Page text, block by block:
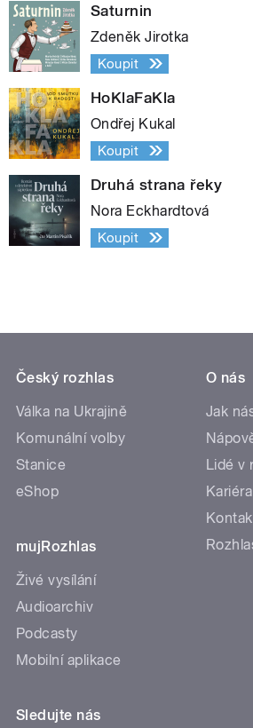
Saturnin
Zdeněk Jirotka
Koupit
HoKlaFaKla
Ondřej Kukal
Koupit
Druhá strana řeky
Nora Eckhardtová
Koupit
Český rozhlas
Válka na Ukrajině
Komunální volby
Stanice
eShop
mujRozhlas
Živé vysílání
Audioarchiv
Podcasty
Mobilní aplikace
O nás
Jak
Lidé v
Kariéra
Sledujte nás